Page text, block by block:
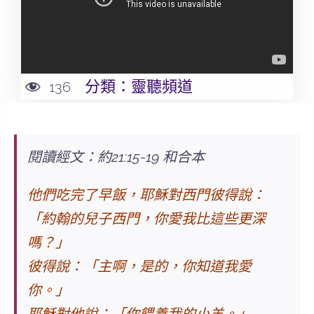
136 分類： 靈聽頻道
閱讀經文：約21:15-19 和合本
他們吃完了早飯，耶穌對西門彼得說：
「約翰的兒子西門，你愛我比這些更深
嗎？」
彼得說：「主啊，是的，你知道我愛
你。」